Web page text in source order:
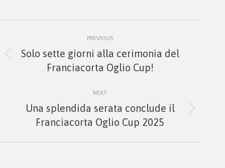
navigation
PREVIOUS
Previous
post:
Solo sette giorni alla cerimonia del
Franciacorta Oglio Cup!
NEXT
Next
post:
Una splendida serata conclude il
Franciacorta Oglio Cup 2025